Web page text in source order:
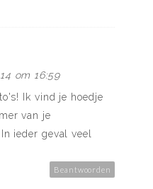
om 16:59
Ik vind je hoedje
van je
ieder geval veel
Beantwoorden